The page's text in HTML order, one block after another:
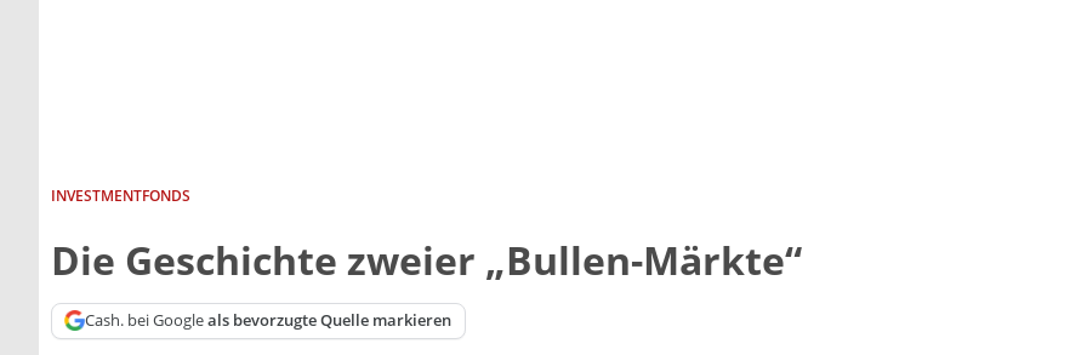
INVESTMENTFONDS
Die Geschichte zweier „Bullen-Märkte“
Cash. bei Googleals bevorzugte Quelle markieren